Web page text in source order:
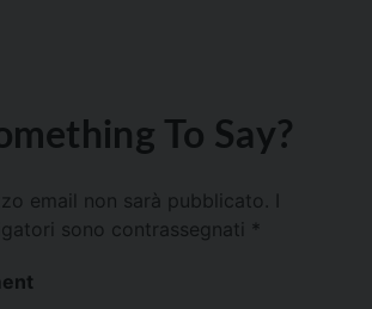
To Say?
email non sarà pubblicato.
sono contrassegnati *